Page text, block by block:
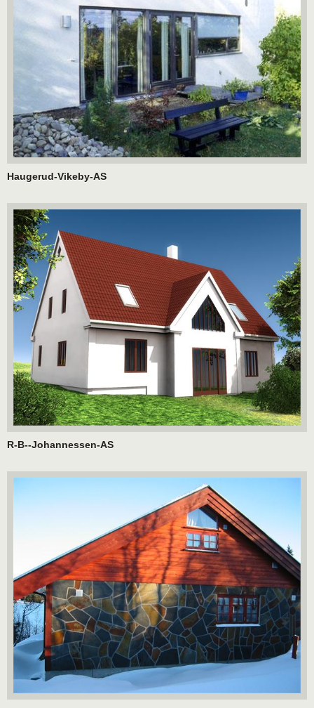
Haugerud-Vikeby-AS
R-B--Johannessen-AS